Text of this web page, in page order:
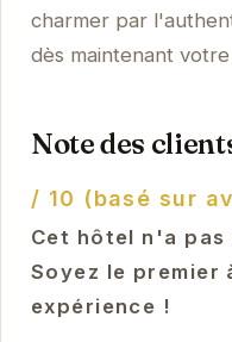
charmer par
dès maintenant
Note des
/ 10 (basé sur
Cet hôtel n'a
Soyez le
expérience !